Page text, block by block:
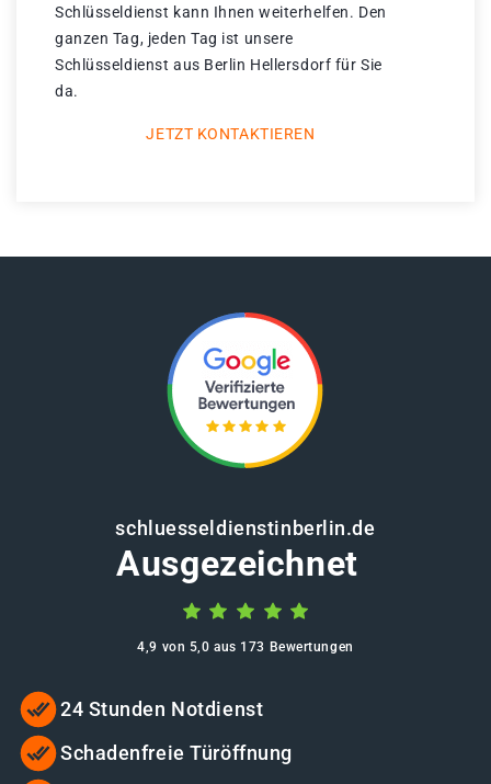
Schlüsseldienst kann Ihnen weiterhelfen. Den
ganzen Tag, jeden Tag ist unsere
Schlüsseldienst aus Berlin Hellersdorf für Sie
da.
JETZT KONTAKTIEREN
schluesseldienstinberlin.de
Ausgezeichnet
4,9 von 5,0 aus 173 Bewertungen
24 Stunden Notdienst
Schadenfreie Türöffnung